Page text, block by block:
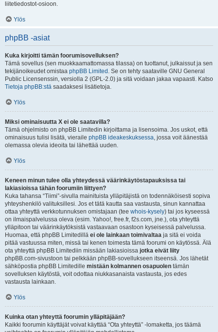
liitetiedostot-osioon.
Ylös
phpBB -asiat
Kuka kirjoitti tämän foorumisovelluksen?
Tämä sovellus (sen muokkaamattomassa tilassa) on tuottanut, julkaissut ja sen
tekijänoikeudet omistaa phpBB Limited . Se on tehty saataville GNU General
Public Licensenssin, versiolla 2 (GPL-2.0) ja sitä voidaan jakaa vapaasti. Katso
Tietoja phpBB:stä saadaksesi lisätietoja.
Ylös
Miksi ominaisuutta X ei ole saatavilla?
Tämä ohjelmisto on phpBB Limitedin kirjoittama ja lisensoima. Jos uskot, että
ominaisuus tulisi lisätä, vieraile phpBB ideakeskuksessa, jossa voit äänestää
olemassa olevia ideoita tai lähettää uuden.
Ylös
Keneen minun tulee olla yhteydessä väärinkäytöstapauksissa tai
lakiasioissa tähän foorumiin liittyen?
Kuka tahansa “Tiimi”-sivulla mainituista ylläpitäjistä on todennäköisesti sopiva
yhteyshenkilö valituksillesi. Jos et tätä kautta saa vastausta, sinun kannattaa
ottaa yhteyttä verkkotunnuksen omistajaan (tee whois-kysely) tai jos kyseessä
on ilmaispalvelussa oleva (esim. Yahoo!, free.fr, f2s.com, jne.), ota yhteyttä
ylläpitoon tai väärinkäytöksistä vastaavaan osastoon kyseisessä palvelussa.
Huomaa, että phpBB Limitedillä ei ole lainkaan toimivaltaa ja sitä ei voida
pitää vastuussa miten, missä tai kenen toimesta tämä foorumi on käytössä. Älä
ota yhteyttä phpBB Limitediin missään lakiasioissa jotka eivät liity
phpBB.com-sivustoon tai pelkkään phpBB-sovellukseen itseensä. Jos lähetät
sähköpostia phpBB Limitedille mistään kolmannen osapuolen tämän
sovelluksen käytöstä, voit odottaa niukkasanaista vastausta, jos edes
vastausta lainkaan.
Ylös
Kuinka otan yhteyttä foorumin ylläpitäjään?
Kaikki foorumin käyttäjät voivat käyttää “Ota yhteyttä” -lomaketta, jos täämä